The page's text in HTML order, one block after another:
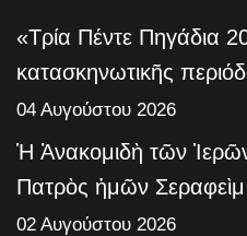
«Τρία Πέντε Πηγάδια
κατασκηνωτικῆς
04 Αυγούστου 2026
Ἡ Ἀνακομιδὴ τῶν
Πατρὸς ἡμῶν
02 Αυγούστου 2026